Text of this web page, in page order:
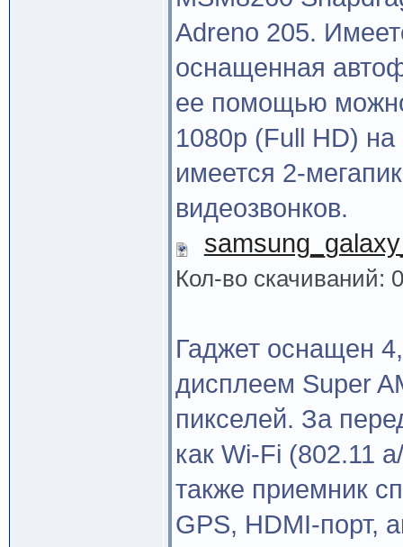
Adreno 205.
оснащенная
ее помощью
1080р (Full HD) на
имеется 2-
видеозвонков.
Кол-во скачиваний: 0
Гаджет оснащен
дисплеем Super
пикселей. За
как Wi-Fi (802.11
также приемник
GPS, HDMI-порт,